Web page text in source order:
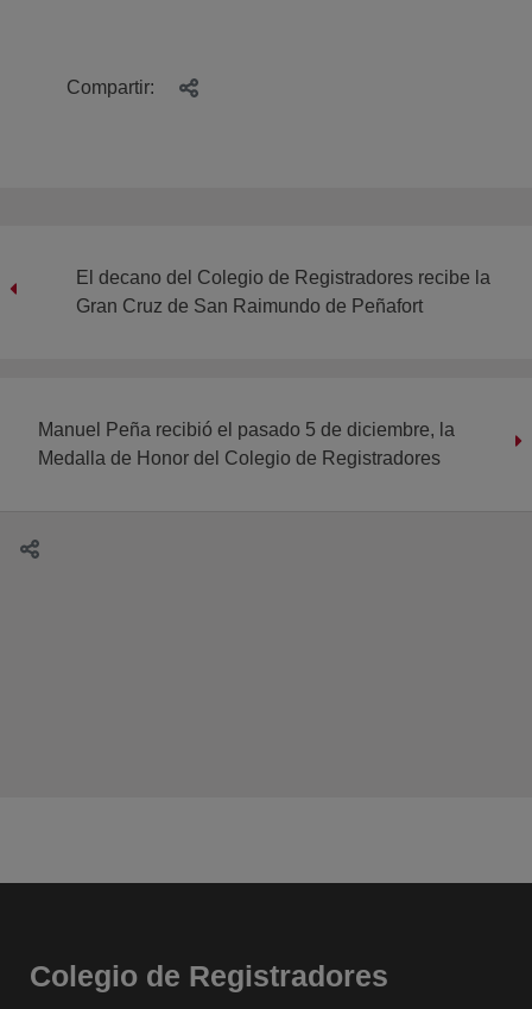
Compartir:
El decano del Colegio de Registradores recibe la
Gran Cruz de San Raimundo de Peñafort
Manuel Peña recibió el pasado 5 de diciembre, la
Medalla de Honor del Colegio de Registradores
Colegio de Registradores